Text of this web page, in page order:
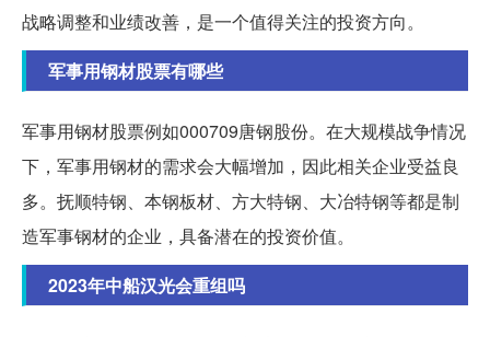
战略调整和业绩改善，是一个值得关注的投资方向。
军事用钢材股票有哪些
军事用钢材股票例如000709唐钢股份。在大规模战争情况
下，军事用钢材的需求会大幅增加，因此相关企业受益良
多。抚顺特钢、本钢板材、方大特钢、大冶特钢等都是制
造军事钢材的企业，具备潜在的投资价值。
2023年中船汉光会重组吗